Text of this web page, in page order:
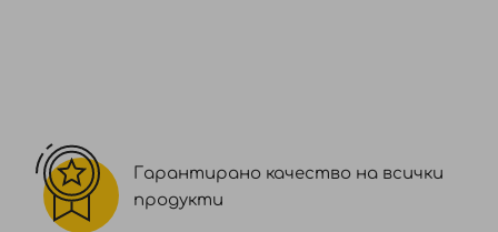
Гарантирано качество на всички
продукти